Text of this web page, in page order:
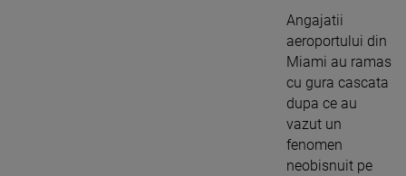
Angajatii
aeroportului din
Miami au ramas
cu gura cascata
dupa ce au
vazut un
fenomen
neobisnuit pe